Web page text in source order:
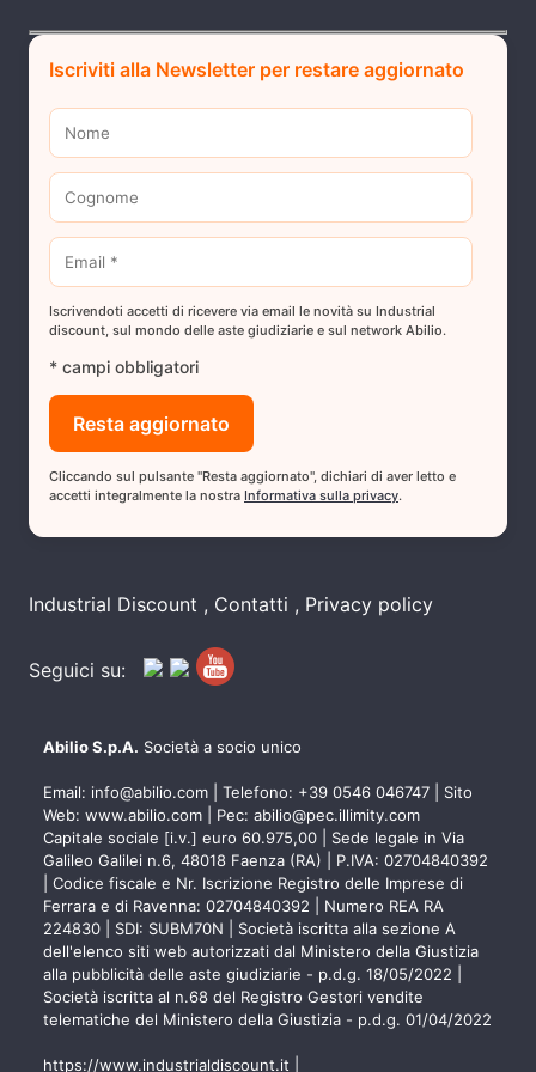
Iscriviti alla Newsletter per restare aggiornato
Iscrivendoti accetti di ricevere via email le novità su Industrial
discount, sul mondo delle aste giudiziarie e sul network Abilio.
* campi obbligatori
Cliccando sul pulsante "Resta aggiornato", dichiari di aver letto e
accetti integralmente la nostra Informativa sulla privacy.
Industrial Discount Contatti Privacy policy
Seguici su:
Abilio S.p.A. Società a socio unico
Email: info@abilio.com | Telefono: +39 0546 046747 | Sito
Web: www.abilio.com | Pec: abilio@pec.illimity.com
Capitale sociale [i.v.] euro 60.975,00 | Sede legale in Via
Galileo Galilei n.6, 48018 Faenza (RA) | P.IVA: 02704840392
| Codice fiscale e Nr. Iscrizione Registro delle Imprese di
Ferrara e di Ravenna: 02704840392 | Numero REA RA
224830 | SDI: SUBM70N | Società iscritta alla sezione A
dell'elenco siti web autorizzati dal Ministero della Giustizia
alla pubblicità delle aste giudiziarie - p.d.g. 18/05/2022 |
Società iscritta al n.68 del Registro Gestori vendite
telematiche del Ministero della Giustizia - p.d.g. 01/04/2022
https://www.industrialdiscount.it